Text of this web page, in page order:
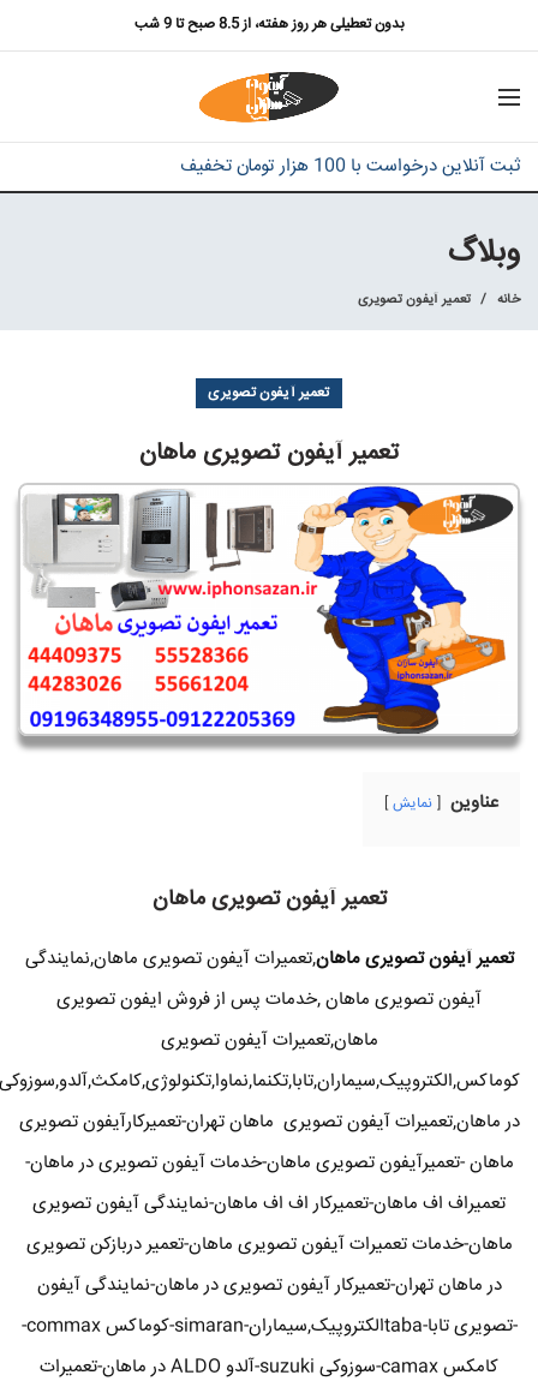
بدون تعطیلی هر روز هفته، از 8.5 صبح تا 9 شب
ثبت آنلاین درخواست با 100 هزار تومان تخفیف
وبلاگ
خانه تعمیر آیفون تصویری
تعمیر آیفون تصویری
تعمیر آیفون تصویری ماهان
عناوین نمایش
تعمیر آیفون تصویری ماهان
تعمیر آیفون تصویری ماهان,تعمیرات آیفون تصویری ماهان,نمایندگی
آیفون تصویری ماهان ,خدمات پس از فروش ایفون تصویری
ماهان,تعمیرات آیفون تصویری
کوماکس,الکتروپیک,سیماران,تابا,تکنما,نماوا,تکنولوژی,کامکث,آلدو,سوزوکی
در ماهان,تعمیرات آیفون تصویری ماهان تهران-تعمیرکارآیفون تصویری
ماهان -تعمیرآیفون تصویری ماهان-خدمات آیفون تصویری در ماهان-
تعمیراف اف ماهان-تعمیرکار اف اف ماهان-نمایندگی آیفون تصویری
ماهان-خدمات تعمیرات آیفون تصویری ماهان-تعمیر دربازکن تصویری
در ماهان تهران-تعمیرکار آیفون تصویری در ماهان-نمایندگی آیفون
-تصویری تابا-tabaالکتروپیک,سیماران-simaran-کوماکس commax-
کامکس camax-سوزوکی suzuki-آلدو ALDO در ماهان-تعمیرات